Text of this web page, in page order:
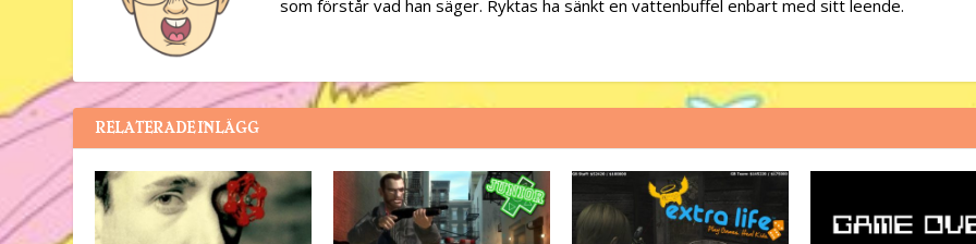
som förstår vad han säger. Ryktas ha sänkt en vattenbuffel enbart med sitt leende.
RELATERADE INLÄGG